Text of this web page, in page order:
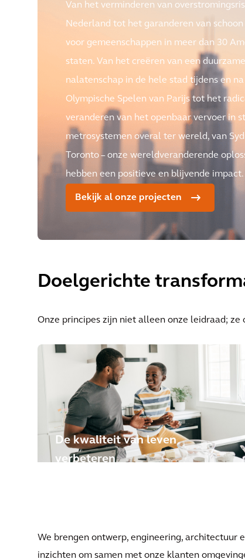
Van het verminderen van
Nederland tot het garanderen van
voor gemeenschappen in meer dan 30
staten. Van het creëren van een duurzame
nalatenschap in de hele stad tijdens en na
Olympische Spelen van Parijs tot het
veranderen van het openbaar vervoer in
metrosystemen overal ter wereld, van
Toronto – onze wereldveranderende
hebben een positieve en blijvende impact.
Bekijk al onze projecten
Doelgerichte
Onze principes zijn niet alleen onze leidraad; ze
De kwaliteit van leven
verbeteren
We brengen ontwerp, engineering, architectuur
inzichten om samen met onze klanten